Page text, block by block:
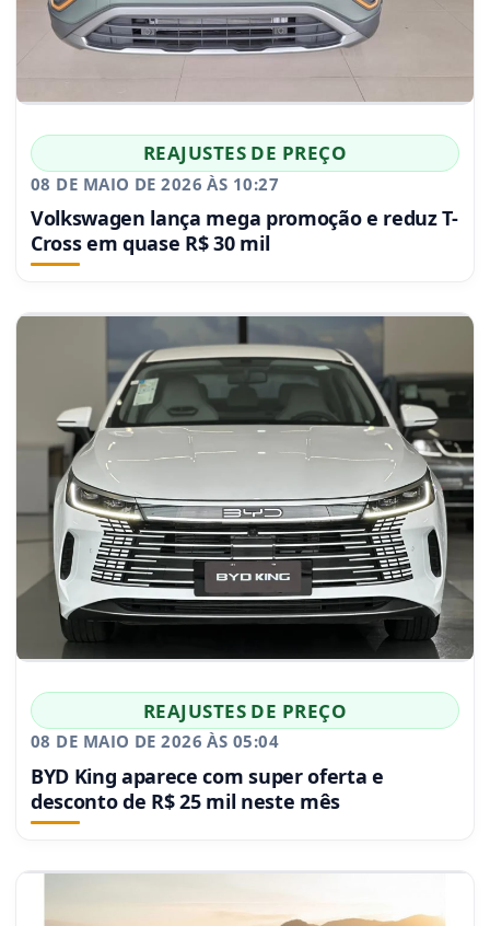
REAJUSTES DE PREÇO
08 DE MAIO DE 2026 ÀS 10:27
Volkswagen lança mega promoção e reduz T-
Cross em quase R$ 30 mil
REAJUSTES DE PREÇO
08 DE MAIO DE 2026 ÀS 05:04
BYD King aparece com super oferta e
desconto de R$ 25 mil neste mês